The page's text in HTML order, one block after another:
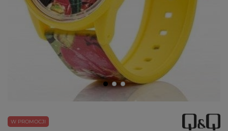
W PROMOCJI